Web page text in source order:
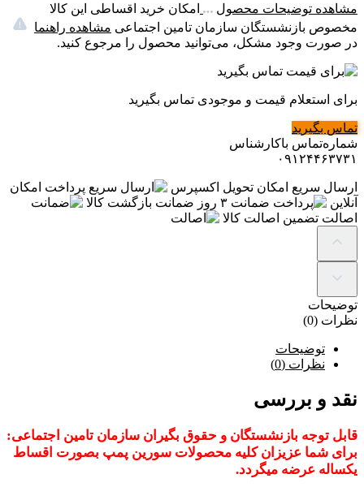
مشاهده توضیحات محصول
امکان خرید اقساطی این کالا
مخصوص بازنشستگان سازمان تامین اجتماعی مشاهده راهنما
در صورت وجود مشکل، می‌توانید محصول را مرجوع کنید.
برای استعلام قیمت و موجودی تماس بگیرید
تماس بگیرید
شماره‌تماس‌ با‌کارشناس
۰۹۱۲۴۴۶۳۷۳۱
ارسال سریع امکان تحویل اکسپرس پرداخت امکان
آنلاین
ضمانت ۳ روز ضمانت بازگشت کالا
اصالت تضمین اصالت کالا
توضیحات
نظرات (0)
توضیحات
نظرات (0)
نقد و بررسی
قابل توجه بازنشستگان و حقوق بگیران سازمان تامین اجتماعی:
برای شما عزیزان کلیه محصولات سورین پمپ بصورت اقساط
یکساله عرضه میگردد.